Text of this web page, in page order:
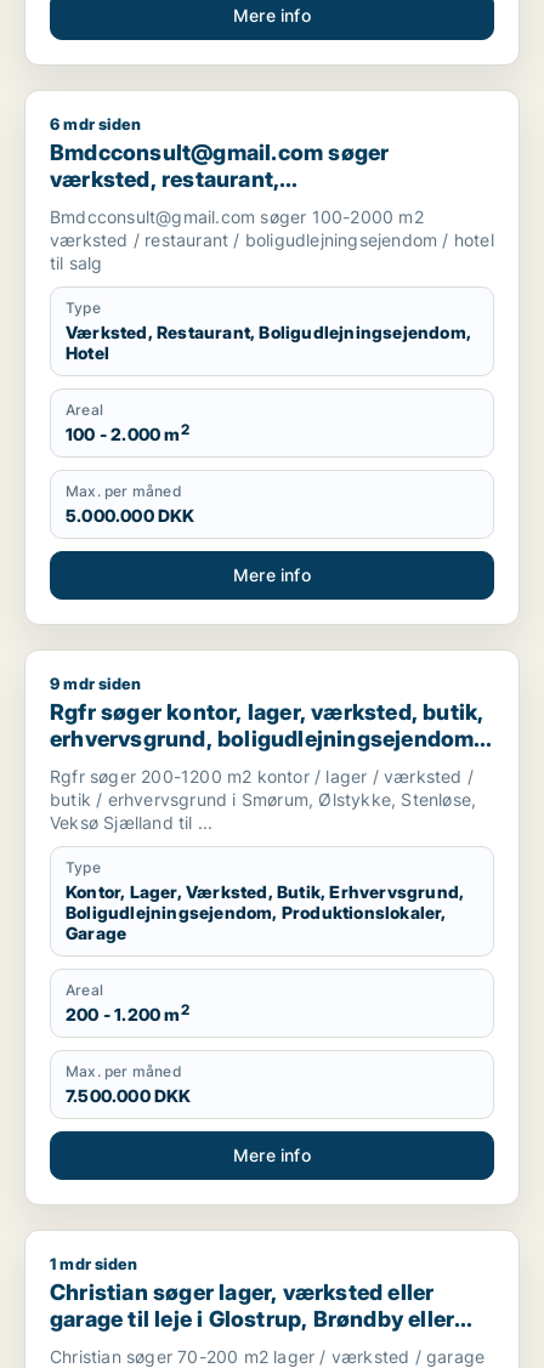
Mere info
Bmdcconsult@gmail.com søger værksted, restaurant,
6 mdr siden
Bmdcconsult@gmail.com søger
værksted, restaurant,
boligudlejningsejendom eller hotel til salg
i Storkøbenhavn
Bmdcconsult@gmail.com søger 100-2000 m2
værksted / restaurant / boligudlejningsejendom / hotel
til salg
Type
Værksted, Restaurant, Boligudlejningsejendom,
Hotel
Areal
100 - 2.000 m2
Max. per måned
5.000.000 DKK
Mere info
Rgfr søger kontor, lager, værksted, butik, erhvervsgrund,
9 mdr siden
Rgfr søger kontor, lager, værksted, butik,
erhvervsgrund, boligudlejningsejendom,
produktionslokaler eller garage til salg i
Egedal
Rgfr søger 200-1200 m2 kontor / lager / værksted /
butik / erhvervsgrund i Smørum, Ølstykke, Stenløse,
Veksø Sjælland til ...
Type
Kontor, Lager, Værksted, Butik, Erhvervsgrund,
Boligudlejningsejendom, Produktionslokaler,
Garage
Areal
200 - 1.200 m2
Max. per måned
7.500.000 DKK
Mere info
Christian søger lager, værksted eller garage til leje i
1 mdr siden
Christian søger lager, værksted eller
garage til leje i Glostrup, Brøndby eller
Rødovre m.fl.
Christian søger 70-200 m2 lager / værksted / garage